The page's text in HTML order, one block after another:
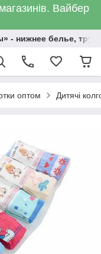
Вайбер
- нижнее белье,
оптом Дитячі